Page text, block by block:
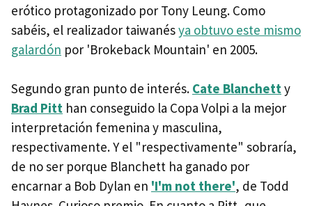
erótico protagonizado por Tony Leung. Como
sabéis, el realizador taiwanésya obtuvo este mismo
galardón por 'Brokeback Mountain' en 2005.
Segundo gran punto de interés. Cate Blanchetty
Brad Pitt han conseguido la Copa Volpi a la mejor
interpretación femenina y masculina,
respectivamente. Y el "respectivamente" sobraría,
de no ser porque Blanchett ha ganado por
encarnar a Bob Dylan en 'I'm not there', de Todd